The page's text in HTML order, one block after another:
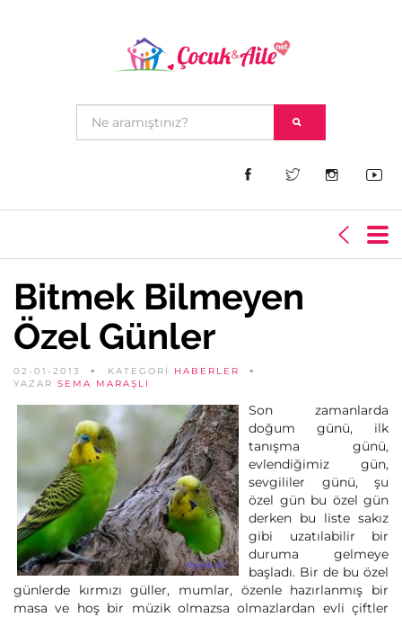
Bitmek Bilmeyen
Özel Günler
02-01-2013 KATEGORİ HABERLER
YAZAR SEMA MARAŞLI
Son zamanlarda
doğum günü, ilk
tanışma günü,
evlendiğimiz gün,
sevgililer günü, şu
özel gün bu özel gün
derken bu liste sakız
gibi uzatılabilir bir
duruma gelmeye
başladı. Bir de bu özel
günlerde kırmızı güller, mumlar, özenle hazırlanmış bir
masa ve hoş bir müzik olmazsa olmazlardan evli çiftler